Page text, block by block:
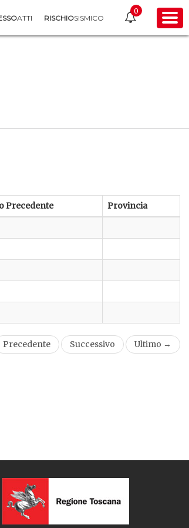
ATTI RISCHIOSISMICO
0
Precedente Provincia
Precedente Successivo Ultimo →